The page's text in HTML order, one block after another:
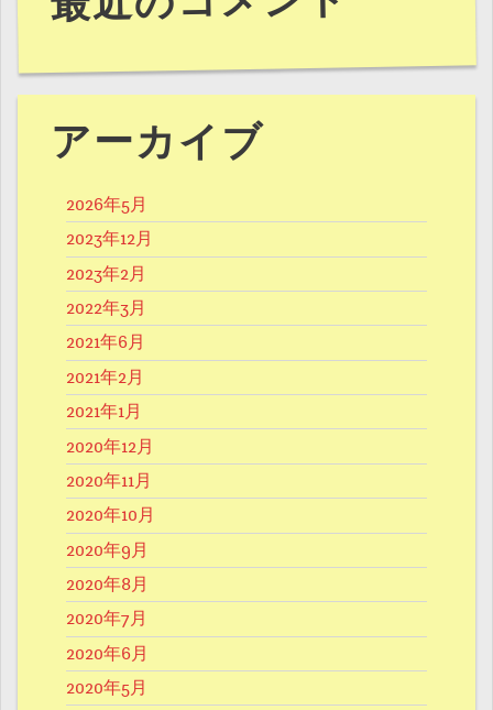
アーカイブ
2026年5月
2023年12月
2023年2月
2022年3月
2021年6月
2021年2月
2021年1月
2020年12月
2020年11月
2020年10月
2020年9月
2020年8月
2020年7月
2020年6月
2020年5月